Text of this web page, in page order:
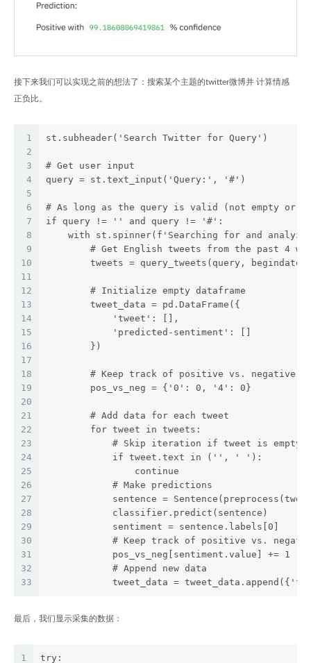
接下来我们可以实现之前的想法了：搜索某个主题的twitter微博并 计算情感
正负比。
1
2
3
4
5
6
7
8
9
10
11
12
13
14
15
16
17
18
19
20
21
22
23
24
25
26
27
28
29
30
31
32
33
st.subheader('Search Twitter for Query')
# Get user input
query = st.text_input('Query:', '#')
# As long as the query is valid (not empty or
if query != '' and query != '#':
with st.spinner(f'Searching for and
# Get English tweets from the past 4
tweets = query_tweets(query,
        # Initialize empty dataframe
        tweet_data = pd.DataFrame({
            'tweet': [],
            'predicted-sentiment': []
        })
# Keep track of positive vs. negative
        pos_vs_neg = {'0': 0, '4': 0}
        # Add data for each tweet
        for tweet in tweets:
            # Skip iteration if tweet is empty
            if tweet.text in ('', ' '):
                continue
            # Make predictions
sentence =
            classifier.predict(sentence)
            sentiment = sentence.labels[0]
# Keep track of positive vs.
            pos_vs_neg[sentiment.value] += 1
            # Append new data
tweet_data =
最后，我们显示采集的数据：
1 try: